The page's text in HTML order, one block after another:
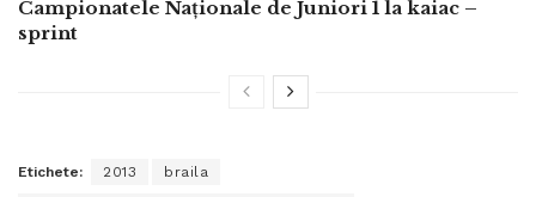
Campionatele Naționale de Juniori 1 la kaiac –
sprint
Etichete: 2013 braila